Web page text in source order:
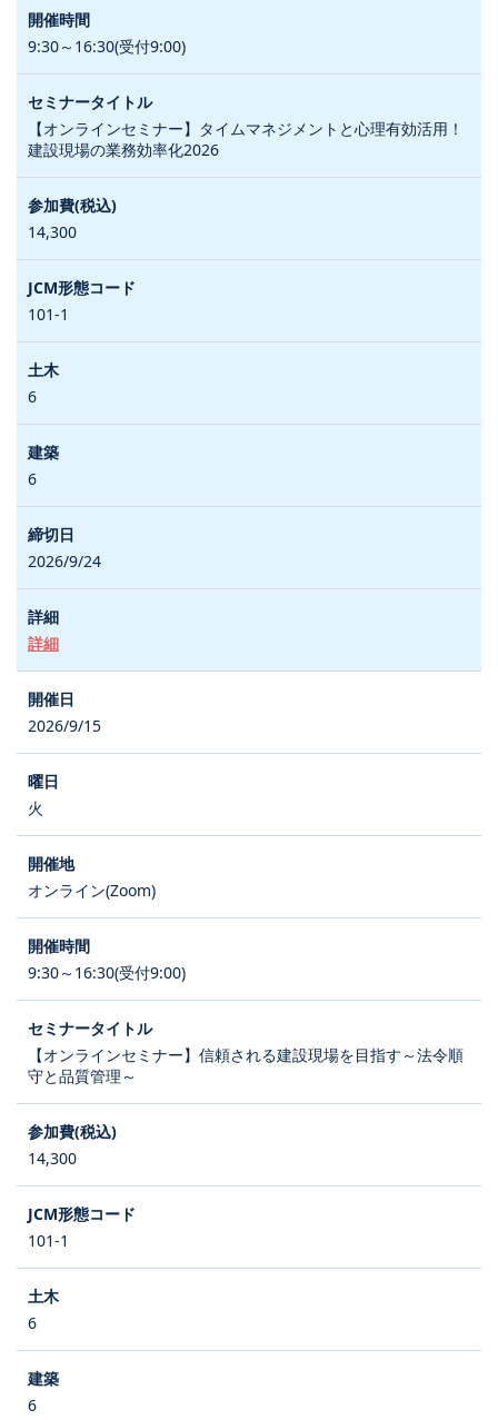
9:30～16:30(受付9:00)
【オンラインセミナー】タイムマネジメントと心理有効活用！
建設現場の業務効率化2026
14,300
101-1
6
6
2026/9/24
詳細
2026/9/15
火
オンライン(Zoom)
9:30～16:30(受付9:00)
【オンラインセミナー】信頼される建設現場を目指す～法令順
守と品質管理～
14,300
101-1
6
6